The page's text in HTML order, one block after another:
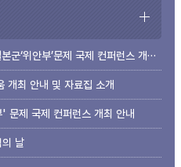
안부’문제 국제 컨퍼런스 개최 안내
최 안내 및 자료집 소개
문제 국제 컨퍼런스 개최 안내
날